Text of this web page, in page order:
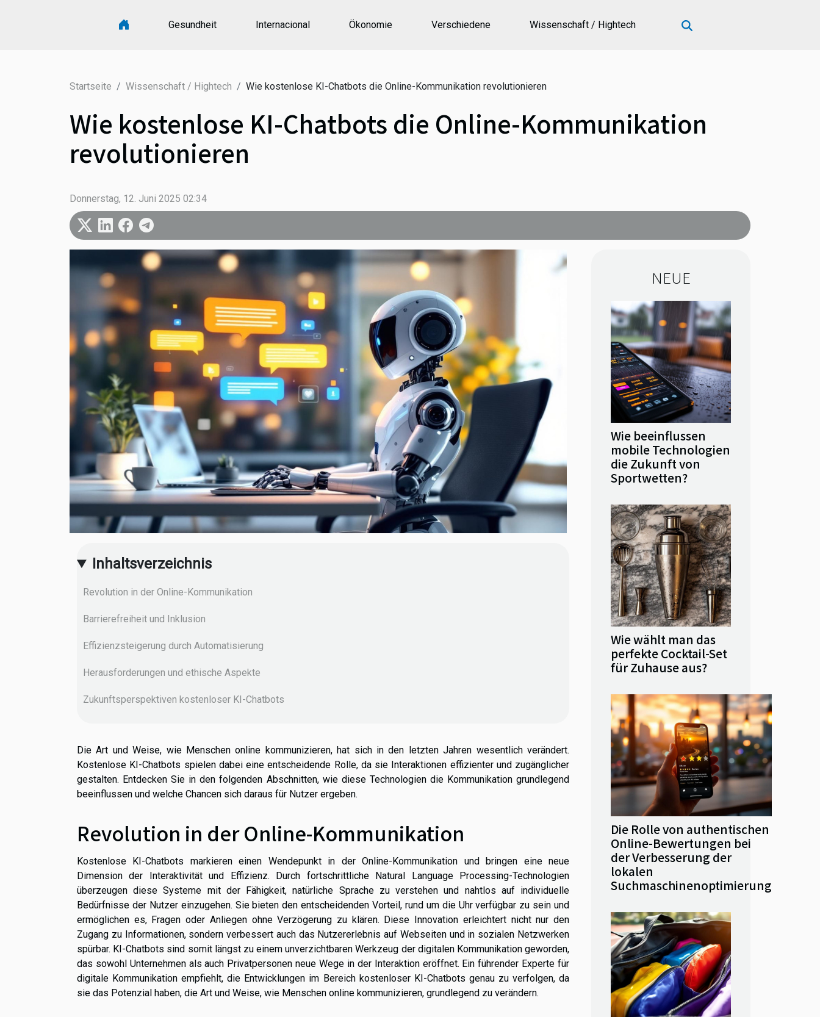
Gesundheit Internacional Ökonomie Verschiedene Wissenschaft / Hightech
Startseite Wissenschaft / Hightech Wie kostenlose KI-Chatbots die Online-Kommunikation revolutionieren
Wie kostenlose KI-Chatbots die Online-Kommunikation
revolutionieren
Donnerstag, 12. Juni 2025 02:34
Inhaltsverzeichnis
Revolution in der Online-Kommunikation
Barrierefreiheit und Inklusion
Effizienzsteigerung durch Automatisierung
Herausforderungen und ethische Aspekte
Zukunftsperspektiven kostenloser KI-Chatbots
Die Art und Weise, wie Menschen online kommunizieren, hat sich in den letzten Jahren wesentlich verändert.
Kostenlose KI-Chatbots spielen dabei eine entscheidende Rolle, da sie Interaktionen effizienter und zugänglicher
gestalten. Entdecken Sie in den folgenden Abschnitten, wie diese Technologien die Kommunikation grundlegend
beeinflussen und welche Chancen sich daraus für Nutzer ergeben.
Revolution in der Online-Kommunikation
Kostenlose KI-Chatbots markieren einen Wendepunkt in der Online-Kommunikation und bringen eine neue
Dimension der Interaktivität und Effizienz. Durch fortschrittliche Natural Language Processing-Technologien
überzeugen diese Systeme mit der Fähigkeit, natürliche Sprache zu verstehen und nahtlos auf individuelle
Bedürfnisse der Nutzer einzugehen. Sie bieten den entscheidenden Vorteil, rund um die Uhr verfügbar zu sein und
ermöglichen es, Fragen oder Anliegen ohne Verzögerung zu klären. Diese Innovation erleichtert nicht nur den
Zugang zu Informationen, sondern verbessert auch das Nutzererlebnis auf Webseiten und in sozialen Netzwerken
spürbar. KI-Chatbots sind somit längst zu einem unverzichtbaren Werkzeug der digitalen Kommunikation geworden,
das sowohl Unternehmen als auch Privatpersonen neue Wege in der Interaktion eröffnet. Ein führender Experte für
digitale Kommunikation empfiehlt, die Entwicklungen im Bereich kostenloser KI-Chatbots genau zu verfolgen, da
sie das Potenzial haben, die Art und Weise, wie Menschen online kommunizieren, grundlegend zu verändern.
NEUE
Wie beeinflussen
mobile Technologien
die Zukunft von
Sportwetten?
Wie wählt man das
perfekte Cocktail-Set
für Zuhause aus?
Die Rolle von authentischen
Online-Bewertungen bei
der Verbesserung der
lokalen
Suchmaschinenoptimierung